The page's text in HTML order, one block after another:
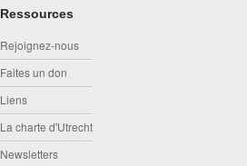
Ressources
Rejoignez-nous
Faites un don
Liens
La charte d'Utrecht
Newsletters